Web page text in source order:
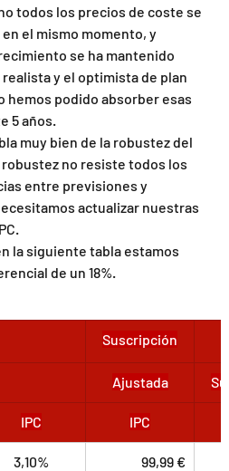
todos los precios de coste se
el mismo momento, y
se ha mantenido
y el optimista de plan
hemos podido absorber esas
5 años.
muy bien de la robustez del
no resiste todos los
entre previsiones y
actualizar nuestras
la siguiente tabla estamos
de un 18%.
Suscripción
Ajustada
IPC IPC
3,10% 99,99 €